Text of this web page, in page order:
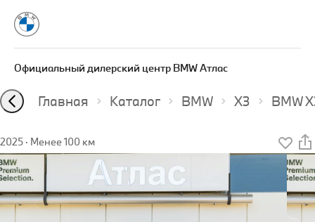
Официальный дилерский центр BMW Атлас
Главная Каталог BMW X3 BMW
2025 · Менее 100 км